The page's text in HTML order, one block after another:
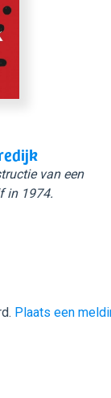
van een
in 1974.
Plaats een